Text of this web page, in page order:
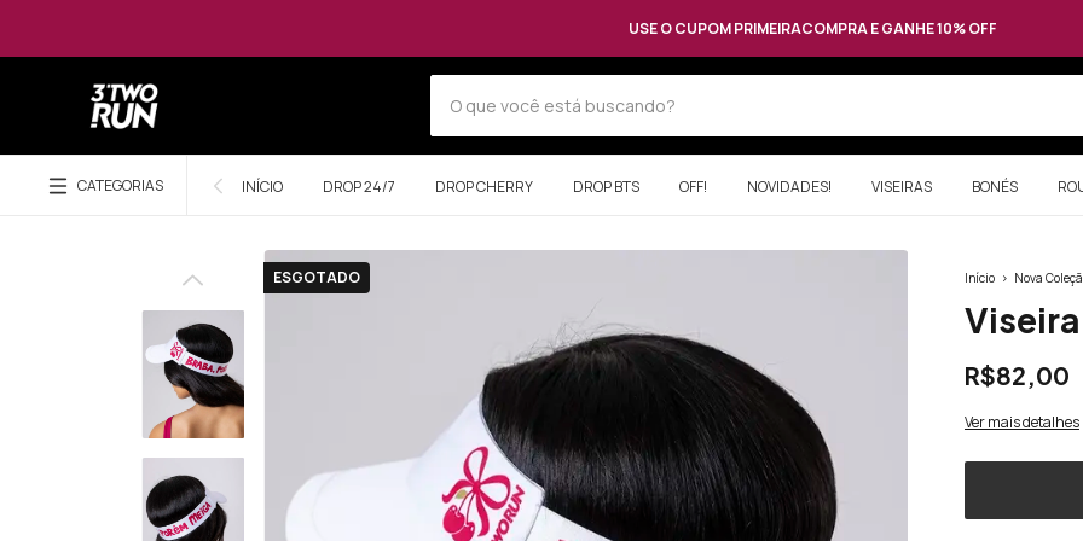
USE O CUPOM PRIMEIRACOMPRA E GANHE 10% OFF
CATEGORIAS INÍCIO DROP 24/7 DROP CHERRY DROP BTS OFF! NOVIDADES! VISEIRAS BONÉS
ESGOTADO Início > Nova
R$82,00
Ver mais detalhes